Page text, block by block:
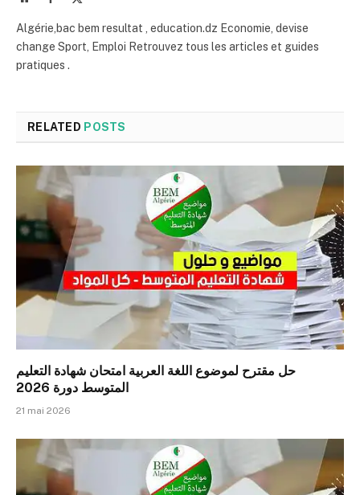
Algérie,bac bem resultat , education.dz Economie, devise
change Sport, Emploi Retrouvez tous les articles et guides
pratiques .
RELATED POSTS
حل مقترح لموضوع اللغة العربية امتحان شهادة التعليم
المتوسط دورة 2026
21 mai 2026